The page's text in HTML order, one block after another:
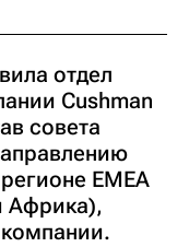
отдел
Cushman
совета
EMEA
Африка),